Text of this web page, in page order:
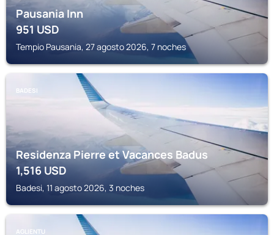
Pausania Inn
951USD
Tempio Pausania, 27 agosto 2026, 7 noches
BADESI
Residenza Pierre et Vacances Badus
1,516USD
Badesi, 11 agosto 2026, 3 noches
AGLIENTU